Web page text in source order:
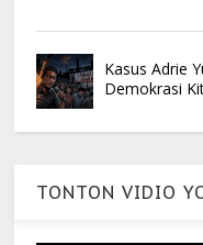
Kasus Adrie
Demokrasi
TONTON VIDIO